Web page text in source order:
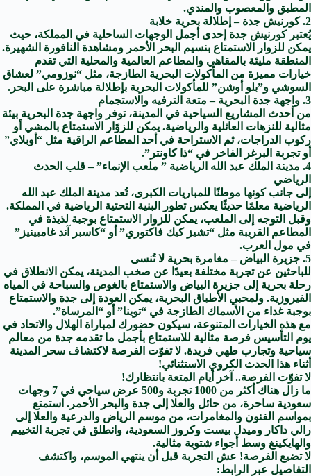
المطبق والمعصوب والمندي.
2. كورنيش جدة – إطلالة بحرية خلابة
يُعتبر كورنيش جدة إحدى أجمل الوجهات الساحلية في المملكة، حيث
يمكن للزوار الاستمتاع بنسيم البحر الأحمر ومشاهدة النافورة الشهيرة.
المنطقة مليئة بالمقاهي والمطاعم العالمية والمحلية التي تقدم
خيارات مميزة من المأكولات البحرية الطازجة، مثل “نوزومي” لعشاق
السوشي و”بلو أوشن” للمأكولات البحرية بإطلالة مباشرة على البحر.
3. واجهة جدة البحرية – متعة الترفيه والاستجمام
من أحدث المشاريع السياحية في المدينة، توفر واجهة جدة البحرية بيئة
مثالية للنزهات العائلية والرياضية. يمكن للزوّار الاستمتاع بالمشي أو
ركوب الدراجات، ثم الاستراحة في أحد المطاعم الراقية مثل “أوبلاي”
أو تجربة البرغر الفاخر في “ذا كاونتر”.
4. مدينة الملك عبد الله الرياضية ” ملعب الإنماء” – قلب الحدث
الرياضي
إلى جانب كونها موطنًا للمباريات الكبرى، تُعد مدينة الملك عبد الله
الرياضية معلمًا حديثًا يعكس تطور البنية التحتية الرياضية في المملكة.
وقبل التوجه إلى الملعب، يمكن للزوار الاستمتاع بوجبة لذيذة في
المطاعم القريبة مثل “تشيز كيك فاكتوري” أو “كاسبر آند غامبينيز”
في مول العرب.
5. جزيرة البياض – مغامرة بحرية لا تُنسى
للباحثين عن تجربة مختلفة بعيدًا عن صخب المدينة، يمكن الانطلاق في
رحلة بحرية إلى جزيرة البياض والاستمتاع بالغوص والسباحة في المياه
الفيروزية. ولمحبي الأطباق البحرية، يمكن العودة إلى جدة والاستمتاع
بوجبة غداء من الأسماك الطازجة في “توينا” أو “المرساة”.
مع هذه الخيارات المتنوعة، سيكون حضورك لمباراة الهلال والاتحاد في
يوم التأسيس فرصة مثالية للاستمتاع بأجمل ما تقدمه جدة من معالم
سياحية وتجارب طهي فريدة. لا تفوّت الفرصة لاكتشاف سحر المدينة
أثناء هذا الحدث الكروي الاستثنائي!
لا تفوّت الفرصة.. آخر أيام المتعة بانتظارك!
ما زال هناك أكثر من 1000 تجربة و500 عرض سياحي في 7 وجهات
سعودية ساحرة، من حائل والعلا إلى جدة والبحر الأحمر. استمتع
بمواسم الفنون والمغامرات، من موسم الرياض والدرعية والعلا إلى
رالي داكار وميدل بيست وكروز السعودية، وانطلق في تجربة التخييم
والهايكينغ وسط أجواء شتوية مثالية.
لا تضيع الفرصة! عش التجربة قبل أن ينتهي الموسم، واكتشف
التفاصيل عبر الرابط: